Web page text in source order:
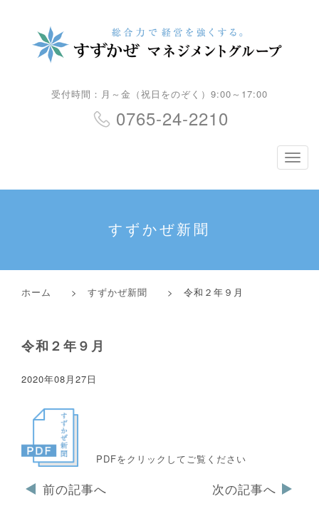
受付時間：月～金（祝日をのぞく）9:00～17:00
0765-24-2210
ナ
ゲ
すずかぜ新聞
ホーム > すずかぜ新聞 > 令和２年９月
令和２年９月
2020年08月27日
PDFをクリックしてご覧ください
前の記事へ 次の記事へ